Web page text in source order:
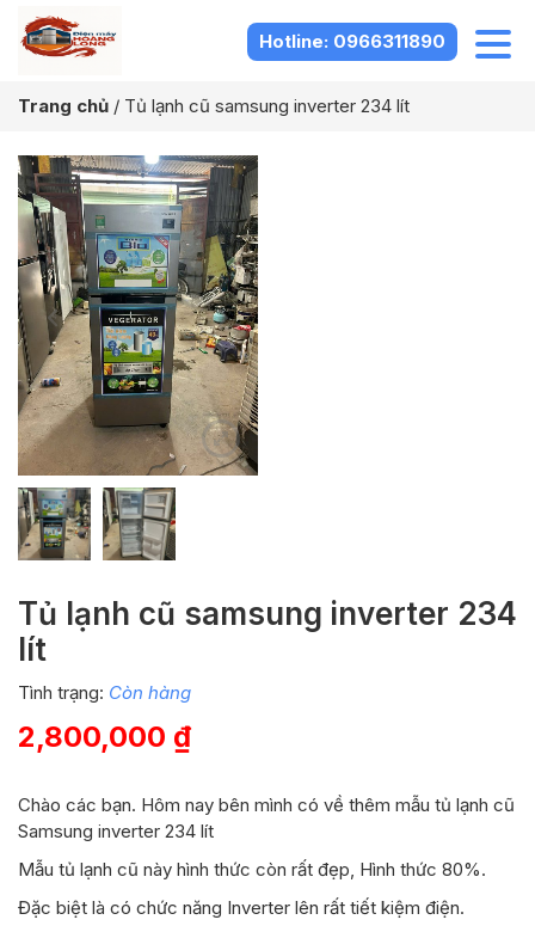
Hotline: 0966311890
Trang chủ / Tủ lạnh cũ samsung inverter 234 lít
Tủ lạnh cũ samsung inverter 234
lít
Tình trạng: Còn hàng
2,800,000 ₫
Chào các bạn. Hôm nay bên mình có về thêm mẫu tủ lạnh cũ
Samsung inverter 234 lít
Mẫu tủ lạnh cũ này hình thức còn rất đẹp, Hình thức 80%.
Đặc biệt là có chức năng Inverter lên rất tiết kiệm điện.